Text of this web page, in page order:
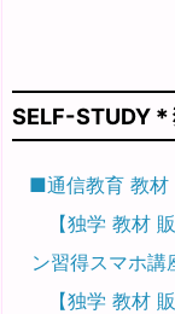
SELF-STUDY
■通信教育 教材
【独学 教材
ン習得スマホ講
【独学 教材